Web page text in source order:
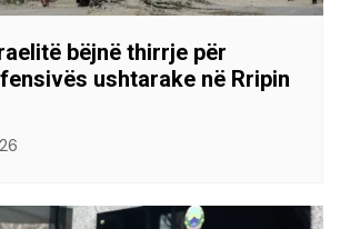
bëjnë thirrje për
ushtarake në Rripin